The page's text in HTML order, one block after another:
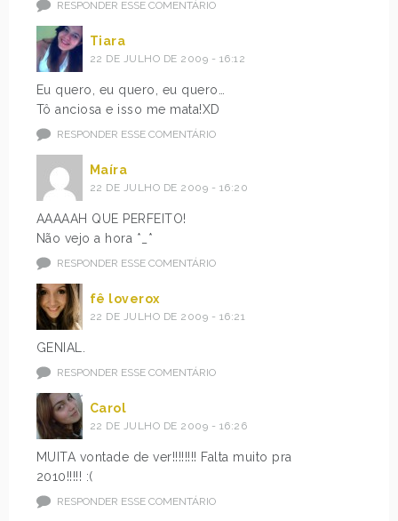
RESPONDER ESSE COMENTÁRIO
Tiara
22 DE JULHO DE 2009 - 16:12
Eu quero, eu quero, eu quero…
Tô anciosa e isso me mata!XD
RESPONDER ESSE COMENTÁRIO
Maíra
22 DE JULHO DE 2009 - 16:20
AAAAAH QUE PERFEITO!
Não vejo a hora *_*
RESPONDER ESSE COMENTÁRIO
fê loverox
22 DE JULHO DE 2009 - 16:21
GENIAL.
RESPONDER ESSE COMENTÁRIO
Carol
22 DE JULHO DE 2009 - 16:26
MUITA vontade de ver!!!!!!!! Falta muito pra
2010!!!!! :(
RESPONDER ESSE COMENTÁRIO